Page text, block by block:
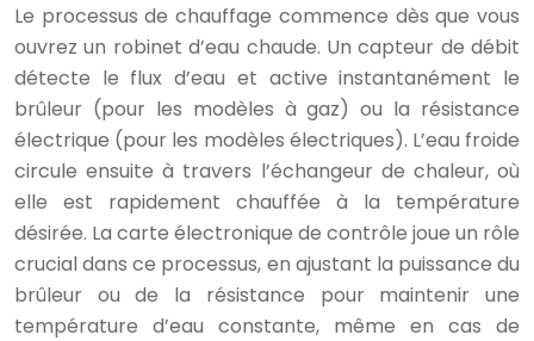
Le processus de chauffage commence dès que vous
ouvrez un robinet d’eau chaude. Un capteur de débit
détecte le flux d’eau et active instantanément le
brûleur (pour les modèles à gaz) ou la résistance
électrique (pour les modèles électriques). L’eau froide
circule ensuite à travers l’échangeur de chaleur, où
elle est rapidement chauffée à la température
désirée. La carte électronique de contrôle joue un rôle
crucial dans ce processus, en ajustant la puissance du
brûleur ou de la résistance pour maintenir une
température d’eau constante, même en cas de